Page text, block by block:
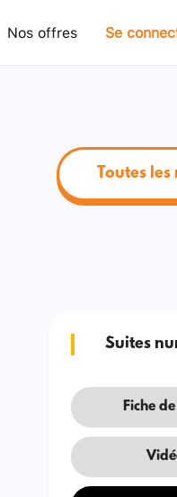
Nos offres Se
Toutes
Suites
Fiche